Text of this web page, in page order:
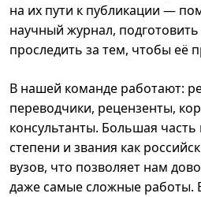
на их пути к публикации —
научный журнал,
проследить за тем, чтобы её
В нашей команде работают:
переводчики, рецензенты,
консультанты. Большая
степени и звания как
вузов, что позволяет нам
даже самые сложные работы.